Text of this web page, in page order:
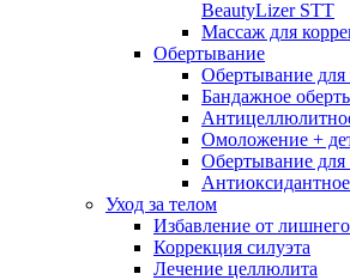
BeautyLizer STT
Массаж для
Обертывание
Обертывание для
Бандажное
Омоложение +
Обертывание
Уход за телом
Избавление от лишнего
Коррекция силуэта
Лечение целлюлита